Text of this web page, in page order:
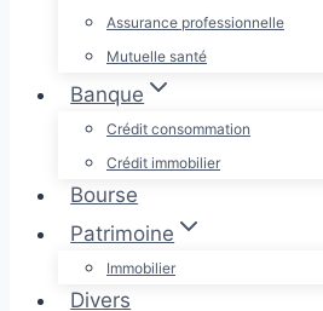
Assurance professionnelle
Mutuelle santé
Banque
Crédit consommation
Crédit immobilier
Bourse
Patrimoine
Immobilier
Divers